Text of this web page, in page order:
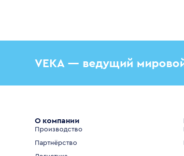
VEKA — ведущий
О компании
Производство
Партнёрство